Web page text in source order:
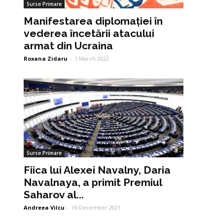
Surse Primare
Manifestarea diplomației în
vederea încetării atacului
armat din Ucraina
Roxana Zidaru - 1 March 2022
Surse Primare
Fiica lui Alexei Navalny, Daria
Navalnaya, a primit Premiul
Saharov al...
Andreea Vilcu - 16 December 2021